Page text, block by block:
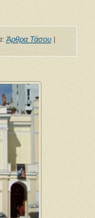
Άρθρα Τάσου|